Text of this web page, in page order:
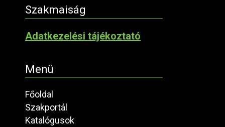
Szakmaiság
Adatkezelési tájékoztató
Menü
Főoldal
Szakportál
Katalógusok